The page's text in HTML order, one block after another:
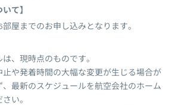
て】
屋までのお申し込みとなります。
、現時点のものです。
止や発着時間の大幅な変更が生じる場合が
、最新のスケジュールを航空会社のホーム
い。